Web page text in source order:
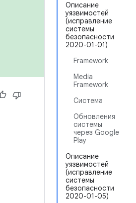
Описание
уязвимостей
(исправление
системы
безопасности
2020-01-01)
Framework
Media
Framework
Система
Обновления
системы
через Google
Play
Описание
уязвимостей
(исправление
системы
безопасности
2020-01-05)